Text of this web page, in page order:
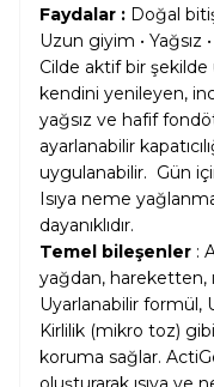
Faydalar : Doğal
Uzun giyim • Yağsız
Cilde aktif bir
kendini yenileyen,
yağsız ve hafif
ayarlanabilir
uygulanabilir. Gün
Isıya neme
dayanıklıdır.
Temel bileşenler :
yağdan, hareketten,
Uyarlanabilir formül,
Kirlilik (mikro toz)
koruma sağlar.